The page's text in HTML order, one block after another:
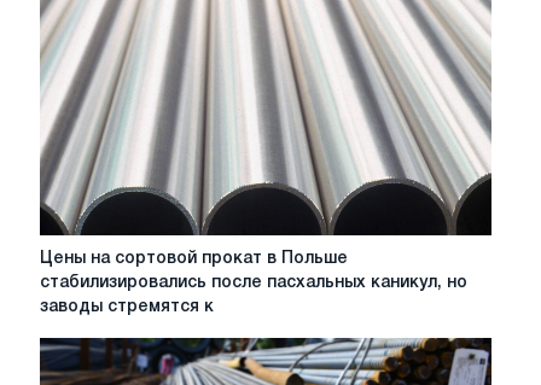
доступности
приводят
к
росту
внутренних
цен
на
сортовой
прокат
Польше
Цены
сортовой
в
Польше
Цены на сортовой прокат в Польше
стабилизировались после пасхальных каникул, но
заводы стремятся к